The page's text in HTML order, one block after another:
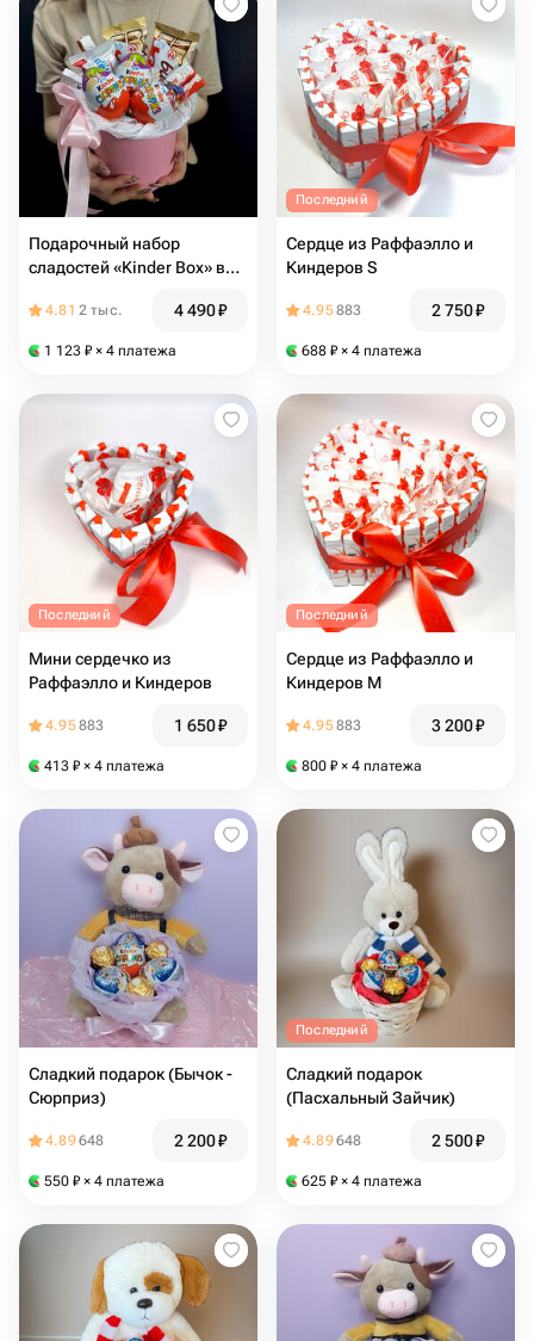
Подарочный набор
сладостей «Kinder Box» в
4.81 2 тыс. 4 490₽
1 123 ₽ × 4 платежа
Последний
Сердце из Раффаэлло и
Киндеров S
4.95883 2 750₽
688 ₽ × 4 платежа
Последний
Мини сердечко из
Раффаэлло и Киндеров
4.95883 1 650₽
413 ₽ × 4 платежа
Последний
Сердце из Раффаэлло и
Киндеров М
4.95883 3 200₽
800 ₽ × 4 платежа
Сладкий подарок (Бычок -
Сюрприз)
4.89648 2 200₽
550 ₽ × 4 платежа
Последний
Сладкий подарок
(Пасхальный Зайчик)
4.89648 2 500₽
625 ₽ × 4 платежа